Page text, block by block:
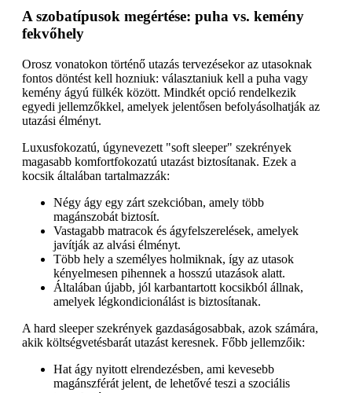
A szobatípusok megértése: puha vs. kemény
fekvőhely
Orosz vonatokon történő utazás tervezésekor az utasoknak
fontos döntést kell hozniuk: választaniuk kell a puha vagy
kemény ágyú fülkék között. Mindkét opció rendelkezik
egyedi jellemzőkkel, amelyek jelentősen befolyásolhatják az
utazási élményt.
Luxusfokozatú, úgynevezett "soft sleeper" szekrények
magasabb komfortfokozatú utazást biztosítanak. Ezek a
kocsik általában tartalmazzák:
Négy ágy egy zárt szekcióban, amely több
magánszobát biztosít.
Vastagabb matracok és ágyfelszerelések, amelyek
javítják az alvási élményt.
Több hely a személyes holmiknak, így az utasok
kényelmesen pihennek a hosszú utazások alatt.
Általában újabb, jól karbantartott kocsikból állnak,
amelyek légkondicionálást is biztosítanak.
A hard sleeper szekrények gazdaságosabbak, azok számára,
akik költségvetésbarát utazást keresnek. Főbb jellemzőik:
Hat ágy nyitott elrendezésben, ami kevesebb
magánszférát jelent, de lehetővé teszi a szociális